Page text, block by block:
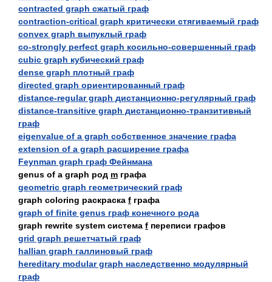
contracted graph сжатый граф
contraction-critical graph критически стягиваемый граф
convex graph выпуклый граф
co-strongly perfect graph косильно-совершенный граф
cubic graph кубический граф
dense graph плотный граф
directed graph ориентированный граф
distance-regular graph дистанционно-регулярный граф
distance-transitive graph дистанционно-транзитивный
граф
eigenvalue of а graph собственное значение графа
extension of а graph расширение графа
Feynman graph граф Фейнмана
genus of а graph род m графа
geometric graph геометрический граф
graph coloring раскраска f графа
graph of finite genus граф конечного рода
graph rewrite system система f переписи графов
grid graph решетчатый граф
hallian graph галлиновый граф
hereditary modular graph наследственно модулярный
граф